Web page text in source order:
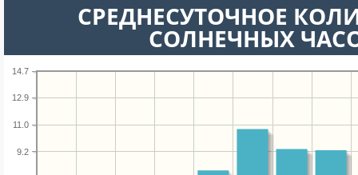
СРЕДНЕСУТОЧНОЕ
СОЛНЕЧНЫХ
9.2
11.0
12.9
14.7